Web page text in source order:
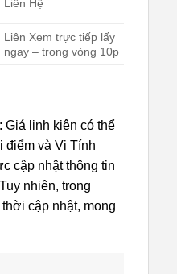
Liên Hệ
Liên Xem trực tiếp lấy
ngay – trong vòng 10p
Giá linh kiện có thể
điểm và Vi Tính
cập nhật thông tin
nhiên, trong
cập nhật, mong